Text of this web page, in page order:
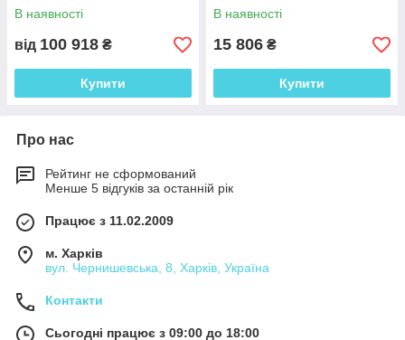
В наявності
від 100 918 ₴
Купити
В наявності
15 806 ₴
Купити
Про нас
Рейтинг не сформований
Менше 5 відгуків за останній рік
Працює з 11.02.2009
м. Харків
вул. Чернишевська, 8, Харків, Україна
Контакти
Сьогодні працює з 09:00 до 18:00